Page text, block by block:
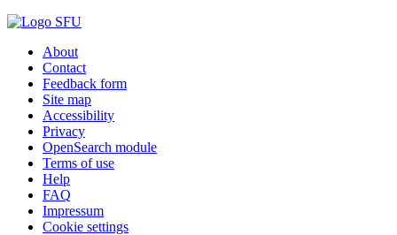
About
Contact
Feedback form
Site map
Accessibility
Privacy
OpenSearch module
Terms of use
Help
FAQ
Impressum
Cookie settings